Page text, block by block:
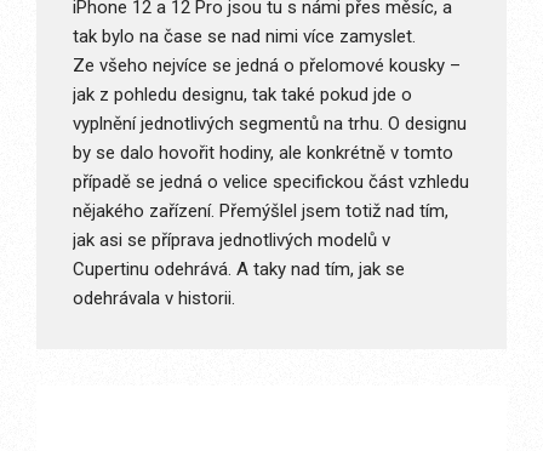
iPhone 12 a 12 Pro jsou tu s námi přes měsíc, a
tak bylo na čase se nad nimi více zamyslet.
Ze všeho nejvíce se jedná o přelomové kousky –
jak z pohledu designu, tak také pokud jde o
vyplnění jednotlivých segmentů na trhu. O designu
by se dalo hovořit hodiny, ale konkrétně v tomto
případě se jedná o velice specifickou část vzhledu
nějakého zařízení. Přemýšlel jsem totiž nad tím,
jak asi se příprava jednotlivých modelů v
Cupertinu odehrává. A taky nad tím, jak se
odehrávala v historii.